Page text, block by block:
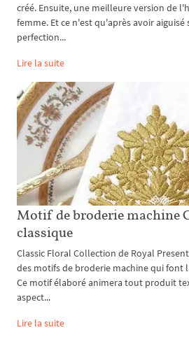
créé. Ensuite, une meilleure version de
femme. Et ce n'est qu'après avoir aiguisé
perfection...
Lire la suite
Motif de broderie machine
classique
Classic Floral Collection de Royal
des motifs de broderie machine qui font
Ce motif élaboré animera tout produit
aspect...
Lire la suite